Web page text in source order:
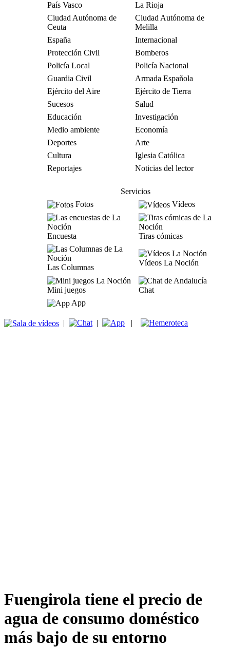
País Vasco
La Rioja
Ciudad Autónoma de
Ceuta
Ciudad Autónoma de
Melilla
España
Internacional
Protección Civil
Bomberos
Policía Local
Policía Nacional
Guardia Civil
Armada Española
Ejército del Aire
Ejército de Tierra
Sucesos
Salud
Educación
Investigación
Medio ambiente
Economía
Deportes
Arte
Cultura
Iglesia Católica
Reportajes
Noticias del lector
Servicios
Fotos
Vídeos
Encuesta Tiras cómicas
Las Columnas
Vídeos La Noción
Mini juegos
Chat
App
| | |
Fuengirola tiene el precio de
agua de consumo doméstico
más bajo de su entorno